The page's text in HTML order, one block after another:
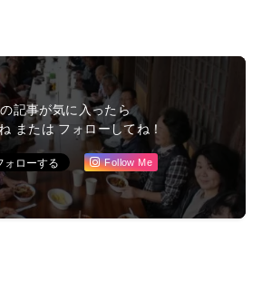
記事が気に入ったら
または フォローしてね！
Follow Me